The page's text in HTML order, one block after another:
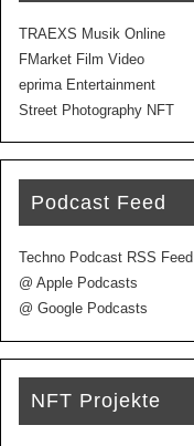
TRAEXS Musik Online
FMarket Film Video
eprima Entertainment
Street Photography NFT
Podcast Feed
Techno Podcast RSS Feed
@ Apple Podcasts
@ Google Podcasts
NFT Projekte